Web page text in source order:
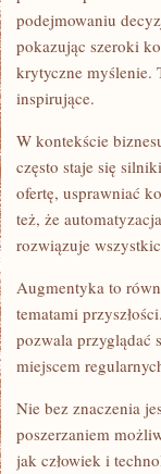
podejmowaniu
pokazując szeroki
krytyczne myślenie.
inspirujące.
W kontekście
często staje się
ofertę, usprawniać
też, że
rozwiązuje
Augmentyka to
tematami
pozwala przyglądać
miejscem
Nie bez znaczenia
poszerzaniem
jak człowiek i